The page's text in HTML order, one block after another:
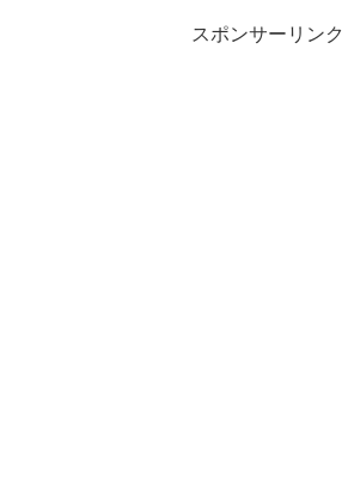
スポンサーリンク